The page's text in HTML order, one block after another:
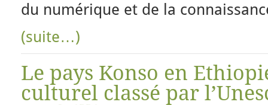
du numérique et de la
(suite…)
Le pays Konso en
culturel classé par